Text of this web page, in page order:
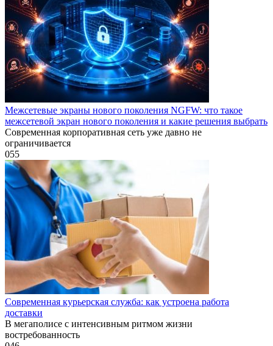
Межсетевые экраны нового поколения NGFW: что такое
межсетевой экран нового поколения и какие решения выбрать
Современная корпоративная сеть уже давно не
ограничивается
055
Современная курьерская служба: как устроена работа
доставки
В мегаполисе с интенсивным ритмом жизни
востребованность